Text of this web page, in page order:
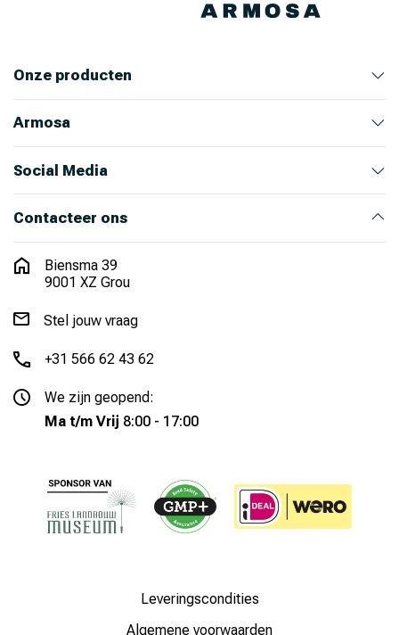
Onze producten
Bekijk alle producten
Armosa
Over ons
Ons team
Nieuws
Werken bij Armosa
Alle productcategorieën
Onze merken
Social Media
Instagram
LinkedIn
Facebook
Youtube
Contacteer ons
Biensma 39
9001 XZ Grou
Stel jouw vraag
+31 566 62 43 62
We zijn geopend:
Ma t/m Vrij 8:00 - 17:00
Leveringscondities
Algemene voorwaarden